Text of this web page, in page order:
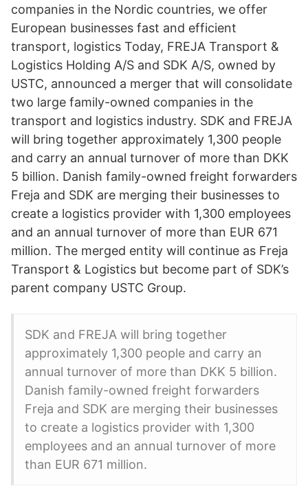
companies in the Nordic countries, we offer
European businesses fast and efficient
transport, logistics Today, FREJA Transport &
Logistics Holding A/S and SDK A/S, owned by
USTC, announced a merger that will consolidate
two large family-owned companies in the
transport and logistics industry. SDK and FREJA
will bring together approximately 1,300 people
and carry an annual turnover of more than DKK
5 billion. Danish family-owned freight forwarders
Freja and SDK are merging their businesses to
create a logistics provider with 1,300 employees
and an annual turnover of more than EUR 671
million. The merged entity will continue as Freja
Transport & Logistics but become part of SDK’s
parent company USTC Group.
SDK and FREJA will bring together
approximately 1,300 people and carry an
annual turnover of more than DKK 5 billion.
Danish family-owned freight forwarders
Freja and SDK are merging their businesses
to create a logistics provider with 1,300
employees and an annual turnover of more
than EUR 671 million.